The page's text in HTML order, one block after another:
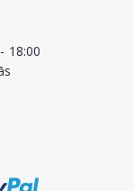
18:00